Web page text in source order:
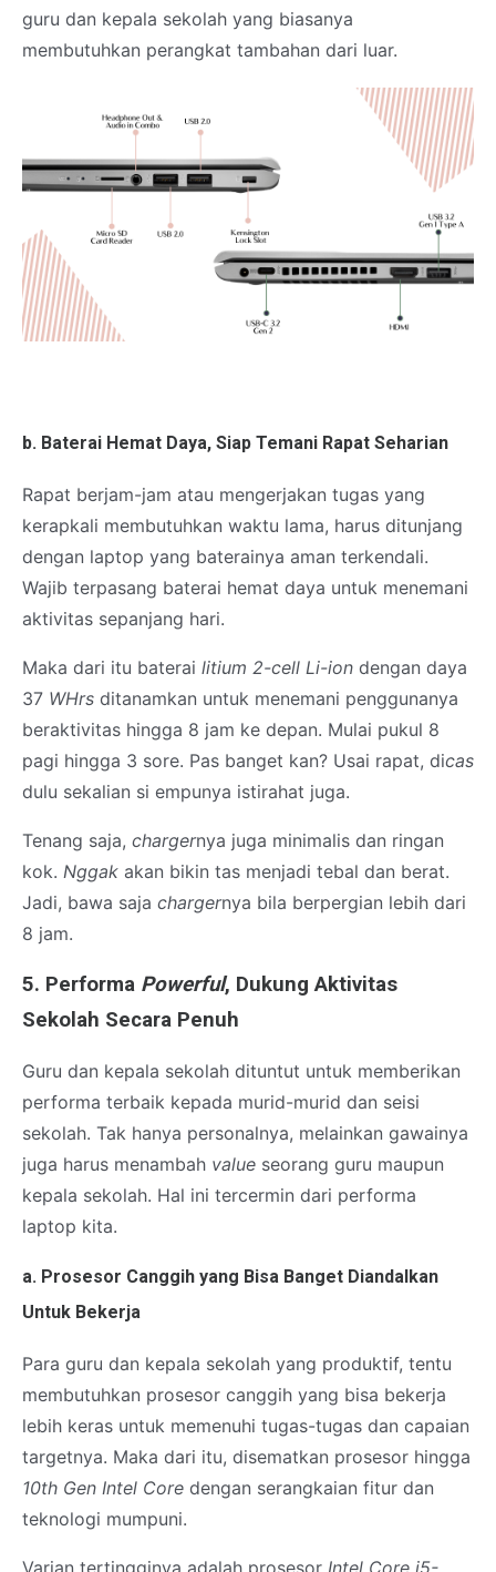
guru dan kepala sekolah yang biasanya
membutuhkan perangkat tambahan dari luar.
b. Baterai Hemat Daya, Siap Temani Rapat Seharian
Rapat berjam-jam atau mengerjakan tugas yang
kerapkali membutuhkan waktu lama, harus ditunjang
dengan laptop yang baterainya aman terkendali.
Wajib terpasang baterai hemat daya untuk menemani
aktivitas sepanjang hari.
Maka dari itu baterai litium 2-cell Li-ion dengan daya
37 WHrs ditanamkan untuk menemani penggunanya
beraktivitas hingga 8 jam ke depan. Mulai pukul 8
pagi hingga 3 sore. Pas banget kan? Usai rapat, dicas
dulu sekalian si empunya istirahat juga.
Tenang saja, chargernya juga minimalis dan ringan
kok. Nggak akan bikin tas menjadi tebal dan berat.
Jadi, bawa saja chargernya bila berpergian lebih dari
8 jam.
5. Performa Powerful, Dukung Aktivitas
Sekolah Secara Penuh
Guru dan kepala sekolah dituntut untuk memberikan
performa terbaik kepada murid-murid dan seisi
sekolah. Tak hanya personalnya, melainkan gawainya
juga harus menambah value seorang guru maupun
kepala sekolah. Hal ini tercermin dari performa
laptop kita.
a. Prosesor Canggih yang Bisa Banget Diandalkan
Untuk Bekerja
Para guru dan kepala sekolah yang produktif, tentu
membutuhkan prosesor canggih yang bisa bekerja
lebih keras untuk memenuhi tugas-tugas dan capaian
targetnya. Maka dari itu, disematkan prosesor hingga
10th Gen Intel Core dengan serangkaian fitur dan
teknologi mumpuni.